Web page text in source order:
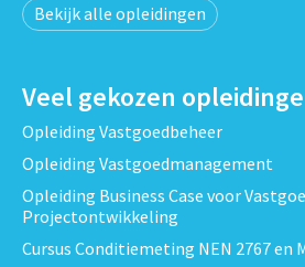
Bekijk alle opleidingen
Veel gekozen
Opleiding Vastgoedbeheer
Opleiding Vastgoedmanagement
Opleiding Business Case voor
Projectontwikkeling
Cursus Conditiemeting NEN 2767 en